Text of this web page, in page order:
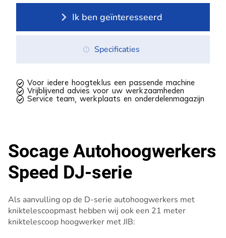
 Voor iedere hoogteklus een passende machine
 Vrijblijvend advies voor uw werkzaamheden
 Service team, werkplaats en onderdelenmagazijn
Ik ben geïnteresseerd
Specificaties
Socage Autohoogwerkers
Speed DJ-serie
Als aanvulling op de D-serie autohoogwerkers met
kniktelescoopmast hebben wij ook een 21 meter
kniktelescoop hoogwerker met JIB: